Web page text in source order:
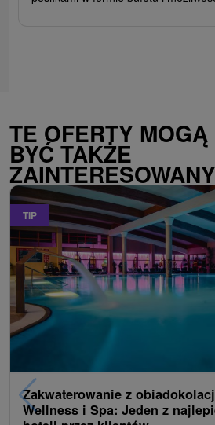
TE OFERTY
BYĆ TAKŻE
ZAINTERESOWANY
TIP
Zakwaterowanie z
Wellness i Spa: Jeden z